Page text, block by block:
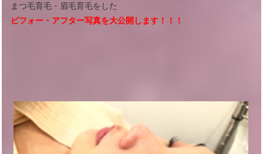
まつ毛育毛・眉毛育毛をした
ビフォー・アフター写真を大公開します！！！